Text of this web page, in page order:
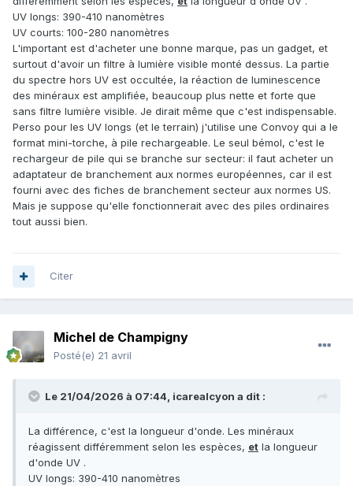
UV longs: 390-410 nanomètres
UV courts: 100-280 nanomètres
L'important est d'acheter une bonne marque, pas un gadget, et
surtout d'avoir un filtre à lumière visible monté dessus. La partie
du spectre hors UV est occultée, la réaction de luminescence
des minéraux est amplifiée, beaucoup plus nette et forte que
sans filtre lumière visible. Je dirait même que c'est indispensable.
Perso pour les UV longs (et le terrain) j'utilise une Convoy qui a le
format mini-torche, à pile rechargeable. Le seul bémol, c'est le
rechargeur de pile qui se branche sur secteur: il faut acheter un
adaptateur de branchement aux normes européennes, car il est
fourni avec des fiches de branchement secteur aux normes US.
Mais je suppose qu'elle fonctionnerait avec des piles ordinaires
tout aussi bien.
Citer
Michel de Champigny
Posté(e) 21 avril
Le 21/04/2026 à 07:44, icarealcyon a dit :
La différence, c'est la longueur d'onde. Les minéraux
réagissent différemment selon les espèces, et la longueur
d'onde UV .
UV longs: 390-410 nanomètres